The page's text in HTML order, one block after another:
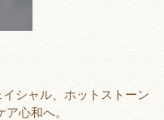
シャル、ホットストーン
心和へ。